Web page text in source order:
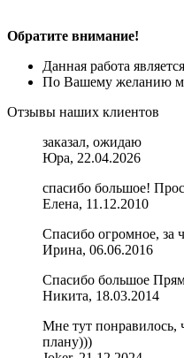
Обратите внимание!
Данная работа
По Вашему желанию мы
Отзывы наших клиентов
заказал, ожидаю
Юра, 22.04.2026
спасибо большое!
Елена, 11.12.2010
Спасибо огромное, за
Ирина, 06.06.2016
Спасибо большое
Никита, 18.03.2014
Мне тут понравилось,
плану)))